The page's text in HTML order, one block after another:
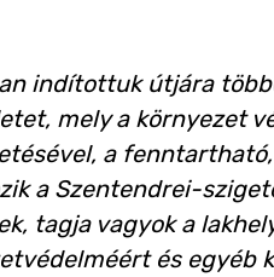
indítottuk útjára
mely a környezet
a
a Szentendrei-
tagja vagyok a
és egyéb